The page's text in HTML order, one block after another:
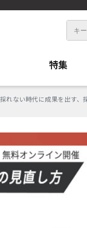
特集
ない時代に成果を出す、